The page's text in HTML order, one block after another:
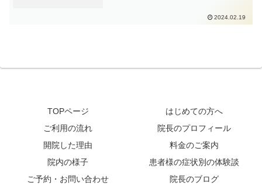
2024.02.19
TOPページ
はじめての方へ
ご利用の流れ
院長のプロフィール
開院した理由
料金のご案内
院内の様子
患者様の症状別の体験談
ご予約・お問い合わせ
院長のブログ